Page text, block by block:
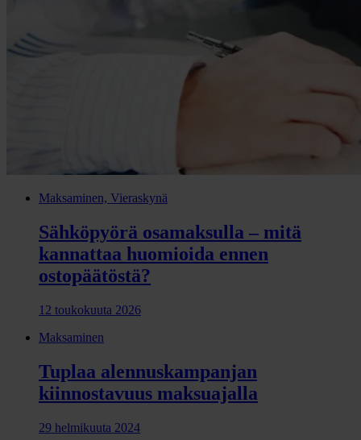
Maksaminen, Vieraskynä
Sähköpyörä osamaksulla – mitä
kannattaa huomioida ennen
ostopäätöstä?
12 toukokuuta 2026
Maksaminen
Tuplaa alennuskampanjan
kiinnostavuus maksuajalla
29 helmikuuta 2024